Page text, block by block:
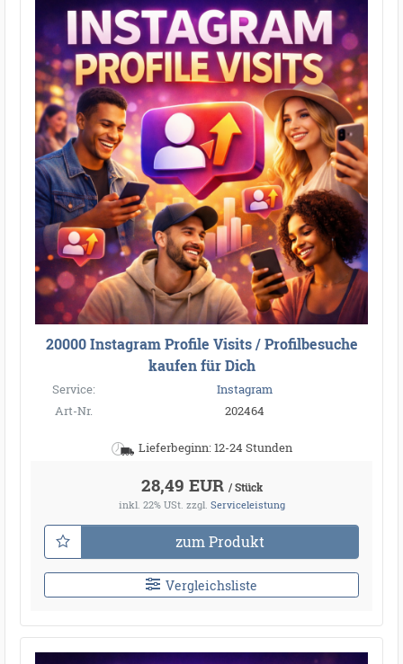
20000 Instagram Profile Visits / Profilbesuche
kaufen für Dich
Service:
Instagram
Art-Nr.
202464
Lieferbeginn: 12-24 Stunden
28,49 EUR / Stück
inkl. 22% USt. zzgl. Serviceleistung
zum Produkt
Vergleichsliste